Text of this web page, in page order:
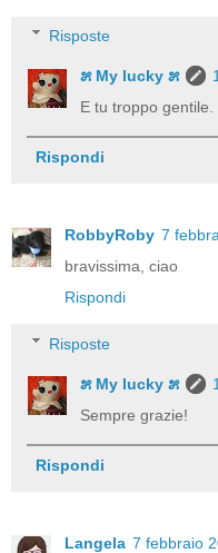
Risposte
೫ My lucky ೫
E tu troppo gentile.
Rispondi
RobbyRoby 7
bravissima, ciao
Rispondi
Risposte
೫ My lucky ೫
Sempre grazie!
Rispondi
Langela 7 febbraio